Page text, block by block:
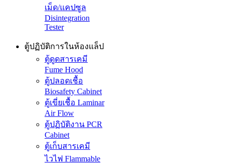
เม็ด/แคปซูล
Disintegration
Tester
ตู้ปฏิบัติการในห้องแล็ป
ตู้ดูดสารเคมี
Fume Hood
ตู้ปลอดเชื้อ
Biosafety Cabinet
ตู้เขี่ยเชื้อ Laminar
Air Flow
ตู้ปฏิบัติงาน PCR
Cabinet
ตู้เก็บสารเคมี
ไวไฟ Flammable